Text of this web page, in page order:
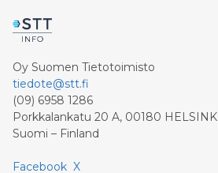
Oy Suomen Tietotoimisto
tiedote@stt.fi
(09) 6958 1286
Porkkalankatu 20 A, 00180 HELSINKI
Suomi – Finland
Facebook X